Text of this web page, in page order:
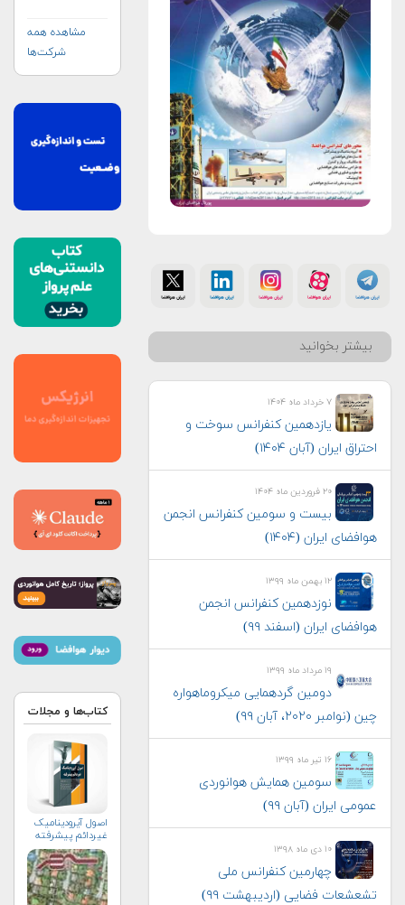
بیشتر بخوانید
۷ خرداد ماه ۱۴۰۴
یازدهمین کنفرانس سوخت و
احتراق ایران (آبان‌ ۱۴۰۴)
۲۰ فروردین ماه ۱۴۰۴
بیست و سومین کنفرانس انجمن
هوافضای ايران (۱۴۰۴)
۱۲ بهمن ماه ۱۳۹۹
نوزدهمین کنفرانس انجمن
هوافضای ایران (اسفند ۹۹)
۱۹ مرداد ماه ۱۳۹۹
دومین گردهمایی میکروماهواره
چین (نوامبر ۲۰۲۰، آبان ۹۹)
۱۶ تیر ماه ۱۳۹۹
سومین همایش هوانوردی
عمومی ایران (آبان ۹۹)
۱۰ دی ماه ۱۳۹۸
چهارمین کنفرانس ملی
تشعشعات فضایی (اردیبهشت ۹۹)
مشاهده همه
شرکت‌ها
کتاب‌ها و مجلات
اصول آيروديناميک
غيردائم پيشرفته